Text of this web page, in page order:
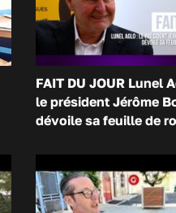
FAIT DU JOUR Lunel
le président Jérôme
dévoile sa feuille de